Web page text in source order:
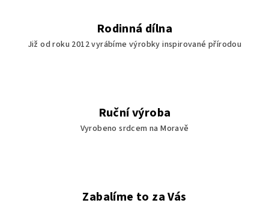
Rodinná dílna
Již od roku 2012 vyrábíme výrobky inspirované přírodou
Ruční výroba
Vyrobeno srdcem na Moravě
Zabalíme to za Vás